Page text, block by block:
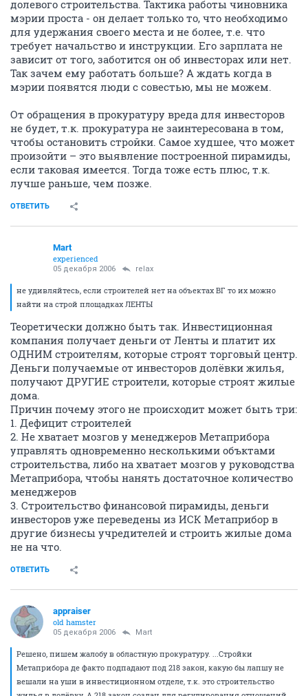
долевого строительства. Тактика работы чиновника
мэрии проста - он делает только то, что необходимо
для удержания своего места и не более, т.е. что
требует начальство и инструкции. Его зарплата не
зависит от того, заботится он об инвесторах или нет.
Так зачем ему работать больше? А ждать когда в
мэрии появятся люди с совестью, мы не можем.
От обращения в прокуратуру вреда для инвесторов
не будет, т.к. прокуратура не заинтересована в том,
чтобы остановить стройки. Самое худшее, что может
произойти – это выявление построенной пирамиды,
если таковая имеется. Тогда тоже есть плюс, т.к.
лучше раньше, чем позже.
ОТВЕТИТЬ
Mart
experienced
05 декабря 2006 relax
не удивляйтесь, если строителей нет на объектах ВГ то их можно
найти на строй площадках ЛЕНТЫ
Теоретически должно быть так. Инвестиционная
компания получает деньги от Ленты и платит их
ОДНИМ строителям, которые строят торговый центр.
Деньги получаемые от инвесторов долёвки жилья,
получают ДРУГИЕ строители, которые строят жилые
дома.
Причин почему этого не происходит может быть три:
1. Дефицит строителей
2. Не хватает мозгов у менеджеров Метаприбора
управлять одновременно несколькими объктами
строительства, либо на хватает мозгов у руководства
Метаприбора, чтобы нанять достаточное количество
менеджеров
3. Строительство финансовой пирамиды, деньги
инвесторов уже переведены из ИСК Метаприбор в
другие бизнесы учредителей и строить жилые дома
не на что.
ОТВЕТИТЬ
appraiser
old hamster
05 декабря 2006 Mart
Решено, пишем жалобу в областную прокуратуру. ...Стройки
Метаприбора де факто подпадают под 218 закон, какую бы лапшу не
вешали на уши в инвестиционном отделе, т.к. это строительство